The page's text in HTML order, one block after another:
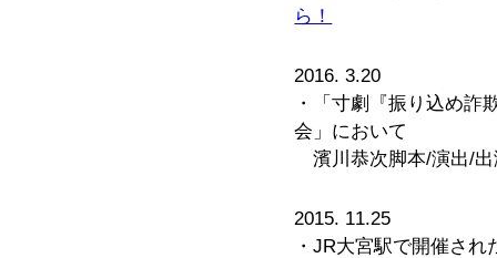
ら！
2016. 3.20
・「寸劇『振り込め詐
会」において
濱川恭次脚本/演出/
2015. 11.25
・JR大宮駅で開催さ